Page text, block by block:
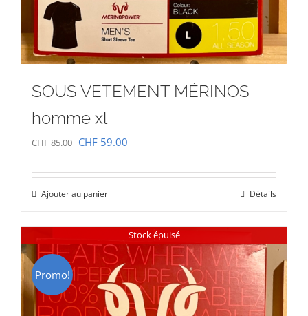
SOUS VETEMENT MÉRINOS
homme xl
CHF85.00 Le
était :
CHF 85.00.
CHF 59.00
CHF 59.00.
Ajouter au panier Détails
Stock épuisé
Promo!